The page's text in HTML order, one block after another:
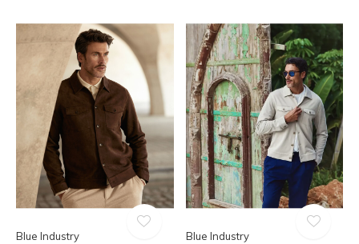
Blue Industry Blue Industry